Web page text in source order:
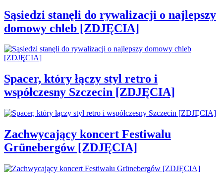
Sąsiedzi stanęli do rywalizacji o najlepszy
domowy chleb [ZDJĘCIA]
Spacer, który łączy styl retro i
współczesny Szczecin [ZDJĘCIA]
Zachwycający koncert Festiwalu
Grünebergów [ZDJĘCIA]